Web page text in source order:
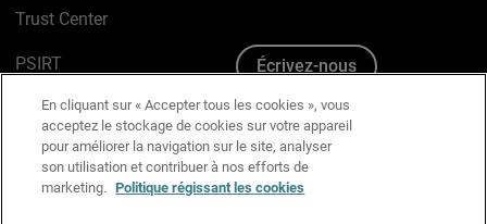
Trust Center
PSIRT
Avis sur les cookies
Politique de confidentialité
Charte Graphique
Écrivez-nous
En cliquant sur « Accepter tous les cookies », vous
acceptez le stockage de cookies sur votre appareil
pour améliorer la navigation sur le site, analyser
son utilisation et contribuer à nos efforts de
marketing. Politique régissant les cookies